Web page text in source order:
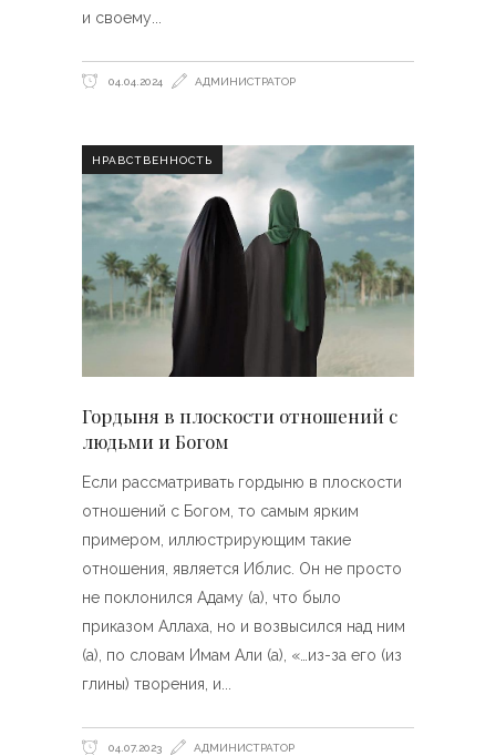
и своему
04.04.2024 АДМИНИСТРАТОР
НРАВСТВЕННОСТЬ
Гордыня в плоскости отношений с
людьми и Богом
Если рассматривать гордыню в плоскости
отношений с Богом, то самым ярким
примером, иллюстрирующим такие
отношения, является Иблис. Он не просто
не поклонился Адаму (а), что было
приказом Аллаха, но и возвысился над ним
(а), по словам Имам Али (а), «…из-за его (из
глины) творения, и
04.07.2023 АДМИНИСТРАТОР